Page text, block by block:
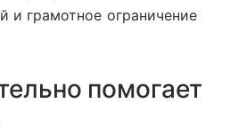
и грамотное ограничение
помогает